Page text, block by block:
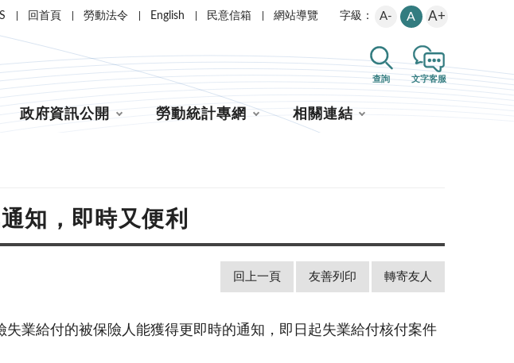
回首頁 勞動法令 English 民意信箱 網站導覽 字級： A- A A+
查詢 文字客服
政府資訊公開 勞動統計專網 相關連結
知，即時又便利
回上一頁 友善列印 轉寄友人
業給付的被保險人能獲得更即時的通知，即日起失業給付核付案件